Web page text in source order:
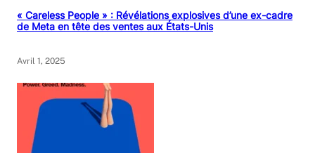
« Careless People » : Révélations explosives d’une ex-cadre
de Meta en tête des ventes aux États-Unis
Avril 1, 2025